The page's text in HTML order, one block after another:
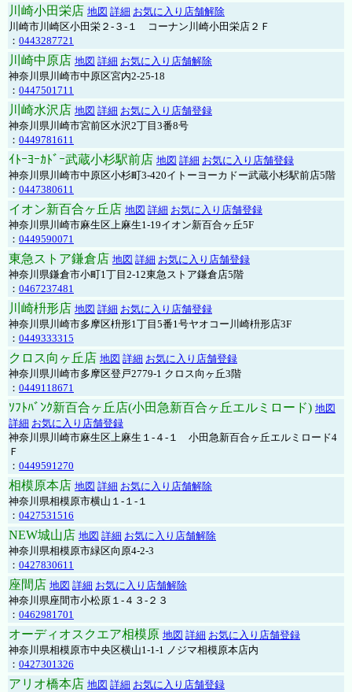
川崎小田栄店 地図 詳細 お気に入り店舗解除
川崎市川崎区小田栄２‐３‐１ コーナン川崎小田栄店２Ｆ
： 0443287721
川崎中原店 地図 詳細 お気に入り店舗解除
神奈川県川崎市中原区宮内2-25-18
： 0447501711
川崎水沢店 地図 詳細 お気に入り店舗登録
神奈川県川崎市宮前区水沢2丁目3番8号
： 0449781611
ｲﾄｰﾖｰｶﾄﾞｰ武蔵小杉駅前店 地図 詳細 お気に入り店舗登録
神奈川県川崎市中原区小杉町3-420イトーヨーカドー武蔵小杉駅前店5階
： 0447380611
イオン新百合ヶ丘店 地図 詳細 お気に入り店舗登録
神奈川県川崎市麻生区上麻生1-19イオン新百合ヶ丘5F
： 0449590071
東急ストア鎌倉店 地図 詳細 お気に入り店舗登録
神奈川県鎌倉市小町1丁目2-12東急ストア鎌倉店5階
： 0467237481
川崎枡形店 地図 詳細 お気に入り店舗登録
神奈川県川崎市多摩区枡形1丁目5番1号ヤオコー川崎枡形店3F
： 0449333315
クロス向ヶ丘店 地図 詳細 お気に入り店舗登録
神奈川県川崎市多摩区登戸2779-1 クロス向ヶ丘3階
： 0449118671
ｿﾌﾄﾊﾞﾝｸ新百合ヶ丘店(小田急新百合ヶ丘エルミロード) 地図
詳細 お気に入り店舗登録
神奈川県川崎市麻生区上麻生１-４-１ 小田急新百合ヶ丘エルミロード4
Ｆ
： 0449591270
相模原本店 地図 詳細 お気に入り店舗解除
神奈川県相模原市横山１-１-１
： 0427531516
NEW城山店 地図 詳細 お気に入り店舗解除
神奈川県相模原市緑区向原4-2-3
： 0427830611
座間店 地図 詳細 お気に入り店舗解除
神奈川県座間市小松原１-４３-２３
： 0462981701
オーディオスクエア相模原 地図 詳細 お気に入り店舗登録
神奈川県相模原市中央区横山1-1-1 ノジマ相模原本店内
： 0427301326
アリオ橋本店 地図 詳細 お気に入り店舗登録